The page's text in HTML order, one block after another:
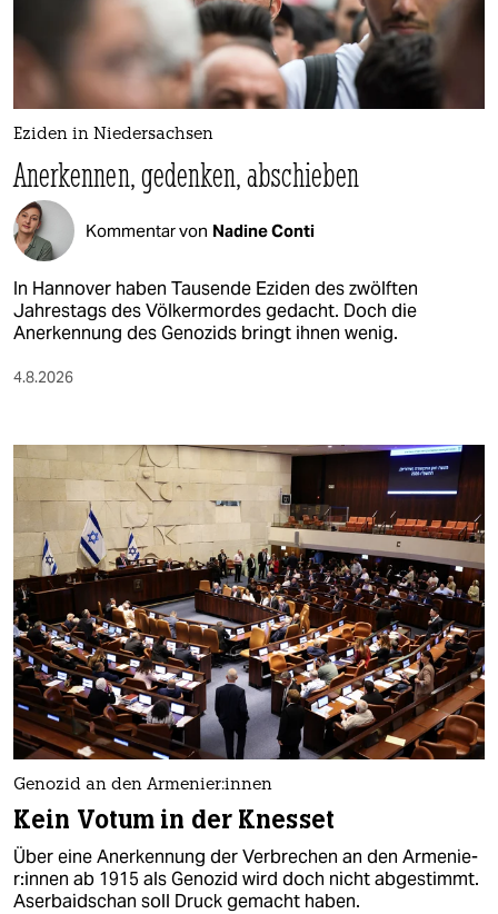
nord
wahrheit
verlag
veranstaltungen
shop
fragen & hilfe
unterstützen
genossenschaft
epaper login
Eziden in Niedersachsen
Anerkennen, gedenken, abschieben
Kommentar von Nadine Conti
In Hannover haben Tausende Eziden des zwölften
Jahrestags des Völkermordes gedacht. Doch die
Anerkennung des Genozids bringt ihnen wenig.
4.8.2026
Genozid an den Ar­me­nie­r:in­nen
Kein Votum in der Knesset
Über eine Anerkennung der Verbrechen an den Ar­me­nie­
r:in­nen ab 1915 als Genozid wird doch nicht abgestimmt.
Aserbaidschan soll Druck gemacht haben.